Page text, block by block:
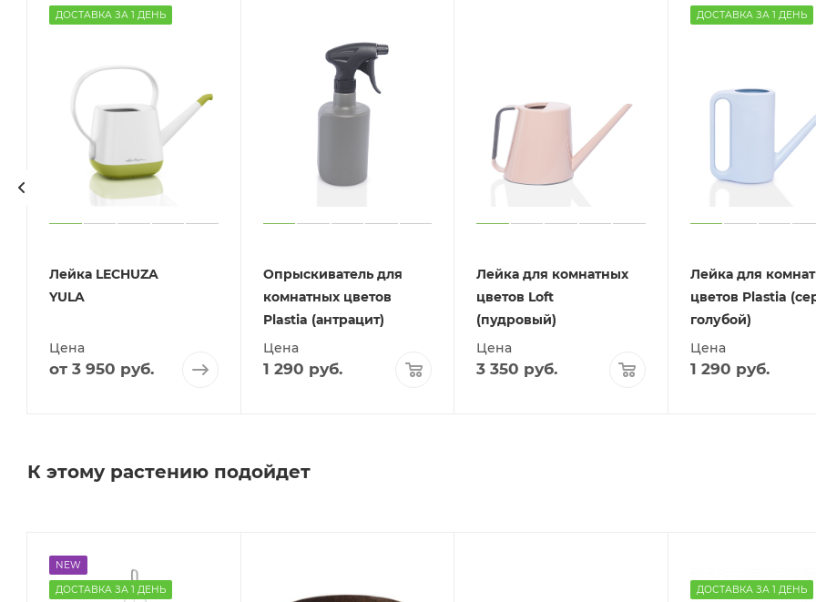
ДОСТАВКА ЗА 1 ДЕНЬ
Лейка LECHUZA
YULA
Цена
от 3 950 руб.
Опрыскиватель для
комнатных цветов
Plastia (антрацит)
Цена
1 290 руб.
Лейка для комнатных
цветов Loft
(пудровый)
Цена
3 350 руб.
ДОСТАВКА ЗА 1 ДЕНЬ
Лейка для
цветов Plastia
голубой)
Цена
1 290 руб.
К этому растению подойдет
NEW
ДОСТАВКА ЗА 1 ДЕНЬ ДОСТАВКА ЗА 1 ДЕНЬ